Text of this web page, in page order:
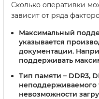
Сколько оперативки
зависит от ряда
Максимальный
указывается
документации.
поддерживать
Тип памяти – DDR3,
неподдерживаемого
невозможности